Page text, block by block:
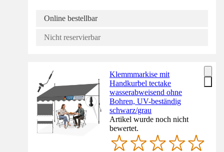
Online bestellbar
Nicht reservierbar
Klemmmarkise mit
Handkurbel tectake
wasserabweisend ohne
Bohren, UV-beständig
schwarz/grau
Artikel wurde noch nicht
bewertet.